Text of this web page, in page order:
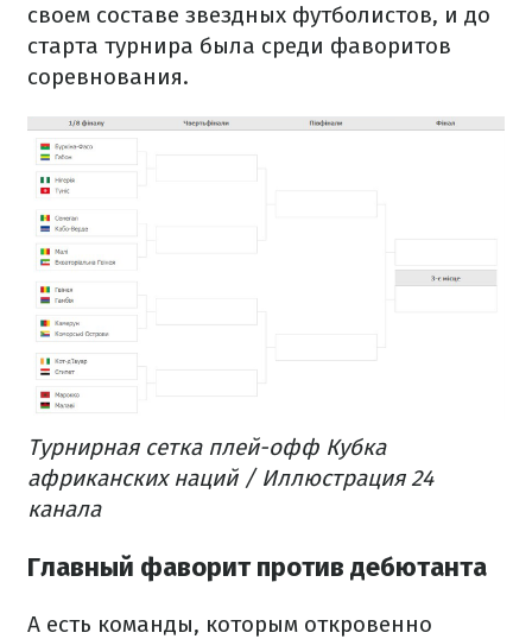
своем составе звездных футболистов, и до
старта турнира была среди фаворитов
соревнования.
Турнирная сетка плей-офф Кубка
африканских наций / Иллюстрация 24
канала
Главный фаворит против дебютанта
А есть команды, которым откровенно